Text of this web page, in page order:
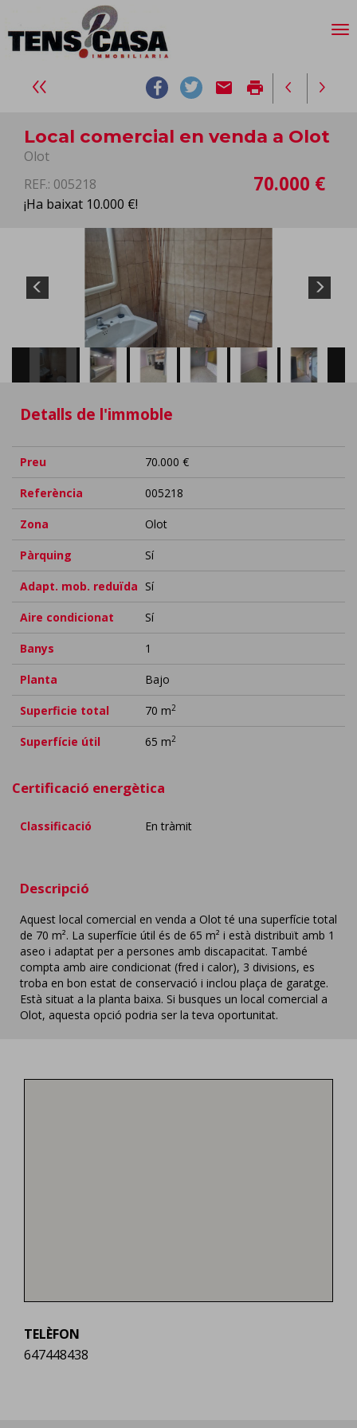
email print
Local comercial en venda a Olot
Olot
REF.: 005218
70.000 €
¡Ha baixat 10.000 €!
Detalls de l'immoble
Preu 70.000 €
Referència 005218
Zona Olot
Pàrquing Sí
Adapt. mob. reduïda Sí
Aire condicionat Sí
Banys 1
Planta Bajo
Superficie total 70 m2
Superfície útil 65 m2
Certificació energètica
Classificació En tràmit
Descripció
Aquest local comercial en venda a Olot té una superfície total
de 70 m². La superfície útil és de 65 m² i està distribuït amb 1
aseo i adaptat per a persones amb discapacitat. També
compta amb aire condicionat (fred i calor), 3 divisions, es
troba en bon estat de conservació i inclou plaça de garatge.
Està situat a la planta baixa. Si busques un local comercial a
Olot, aquesta opció podria ser la teva oportunitat.
TELÈFON
647448438